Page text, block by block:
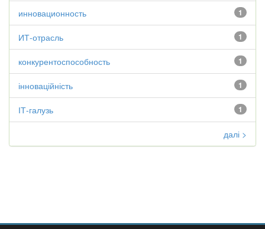
1
инновационность
1
ИТ-отрасль
1
конкурентоспособность
1
інноваційність
1
ІТ-галузь
далі >